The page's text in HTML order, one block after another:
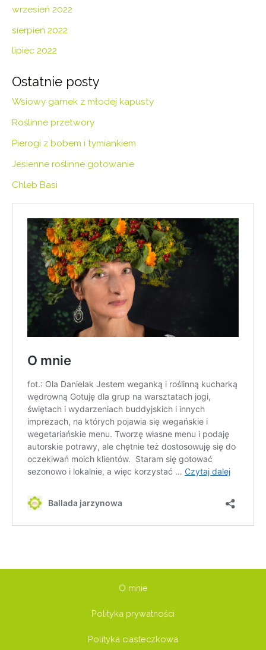
wrzesień 2022
sierpień 2022
lipiec 2022
Ostatnie posty
Wsiowy garnek z młodej kapusty
Roślinne przetwory
Pierogi z bobem i tymiankiem
Jesienne roślinne gotowanie
Chleb Basi
O mnie
Polityka prywatności
Polityka ciasteczkowa